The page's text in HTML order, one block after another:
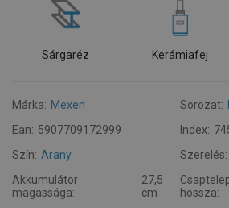
Sárgaréz Kerámiafej
Márka: Mexen Sorozat:
Ean: 5907709172999 Index:
Szín: Arany Szerelés:
Akkumulátor
magassága:
27,5
cm
hossza: